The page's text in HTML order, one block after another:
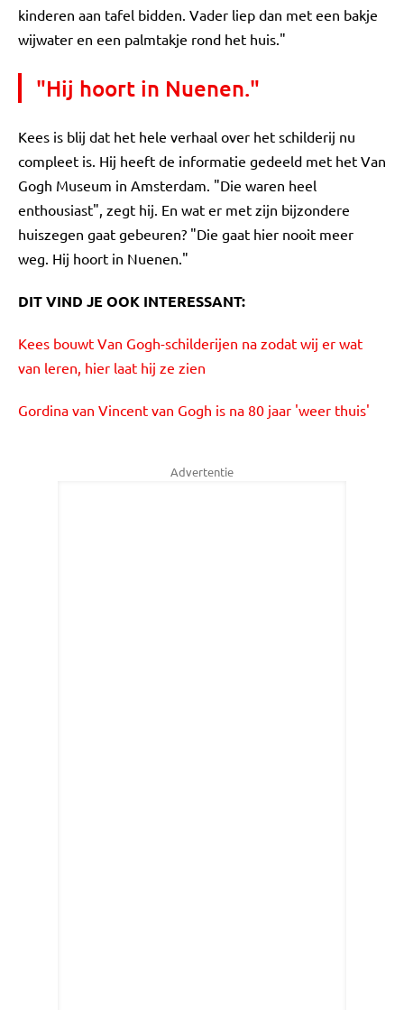
kinderen aan tafel bidden. Vader liep dan met een bakje
wijwater en een palmtakje rond het huis."
"Hij hoort in Nuenen."
Kees is blij dat het hele verhaal over het schilderij nu
compleet is. Hij heeft de informatie gedeeld met het Van
Gogh Museum in Amsterdam. "Die waren heel
enthousiast", zegt hij. En wat er met zijn bijzondere
huiszegen gaat gebeuren? "Die gaat hier nooit meer
weg. Hij hoort in Nuenen."
DIT VIND JE OOK INTERESSANT:
Kees bouwt Van Gogh-schilderijen na zodat wij er wat
van leren, hier laat hij ze zien
Gordina van Vincent van Gogh is na 80 jaar 'weer thuis'
Advertentie